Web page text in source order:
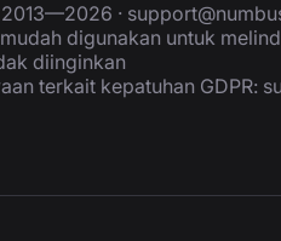
·
digunakan untuk
diinginkan
terkait kepatuhan GDPR: